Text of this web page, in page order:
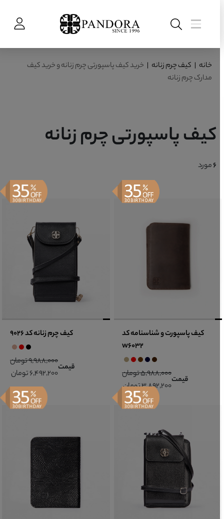
خانه | کیف چرم زنانه | خرید کیف پاسپورتی چرم زنانه و خرید کیف
مدارک چرم زنانه
کیف پاسپورتی چرم زنانه
مورد
کیف پاسپورت و شناسنامه کد
w6032
قیمت
5,988,000 تومان
3,892,200 تومان
کیف چرم زنانه کد 9026
قیمت
9,988,000 تومان
6,492,200 تومان